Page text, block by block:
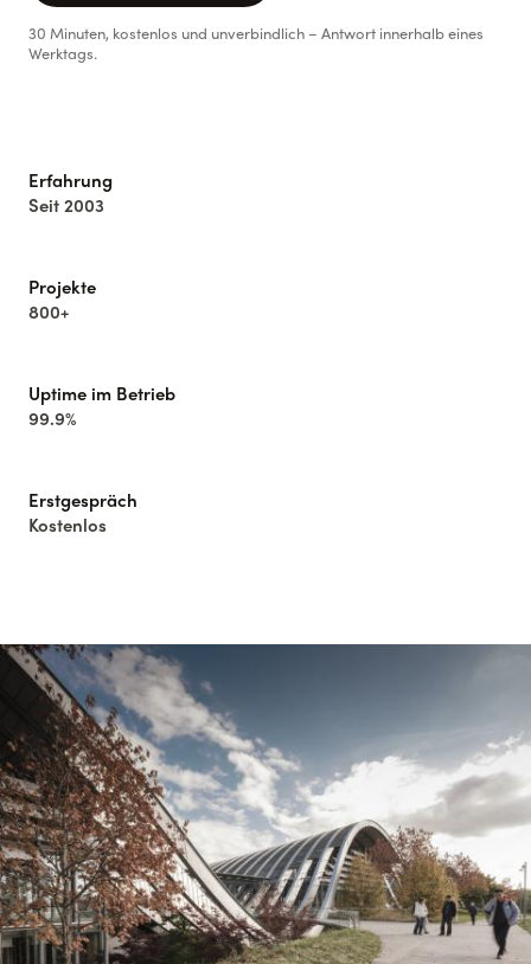
30 Minuten, kostenlos und unverbindlich – Antwort innerhalb eines
Werktags.
Erfahrung
Seit 2003
Projekte
800+
Uptime im Betrieb
99.9%
Erstgespräch
Kostenlos